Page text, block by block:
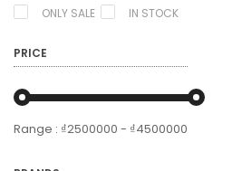
ONLY SALE IN STOCK
PRICE
Range : ₫2500000 - ₫4500000